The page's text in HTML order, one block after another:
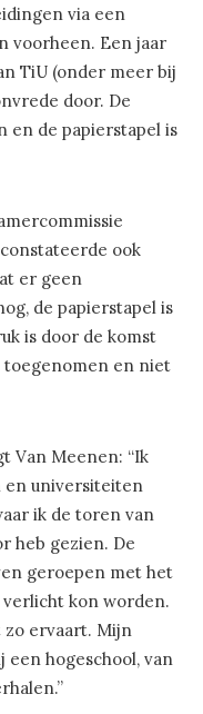
via een
voorheen. Een jaar
TiU (onder meer bij
door. De
en de papierstapel is
ook
er geen
de papierstapel is
is door de komst
toegenomen en niet
Van Meenen: “Ik
en universiteiten
ik de toren van
heb gezien. De
geroepen met het
kon worden.
zo ervaart. Mijn
hogeschool, van